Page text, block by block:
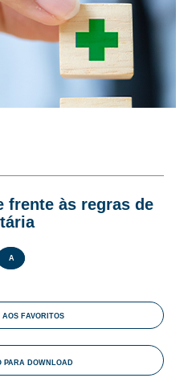
frente às regras de
A
AOS FAVORITOS
PARA DOWNLOAD